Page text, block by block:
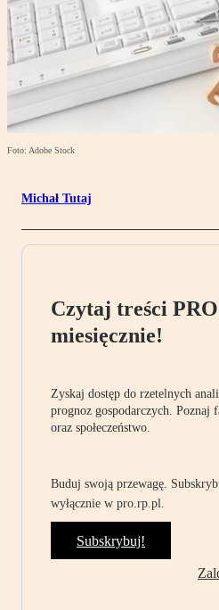
Foto: Adobe Stock
Michał Tutaj
Czytaj treści
miesięcznie!
Zyskaj dostęp do rzetelnych
prognoz gospodarczych. Poznaj
oraz społeczeństwo.
Buduj swoją przewagę.
wyłącznie w pro.rp.pl.
Subskrybuj!